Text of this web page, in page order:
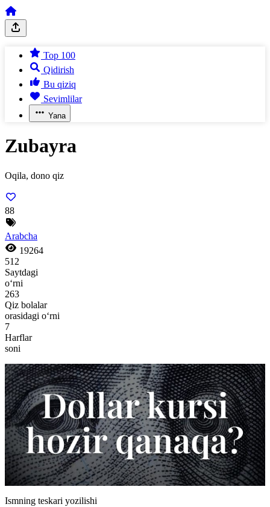
Top 100
Qidirish
Bu qiziq
Sevimlilar
Yana
Zubayra
Oqila, dono qiz
88
Arabcha
19264
512
Saytdagi
o‘rni
263
Qiz bolalar
orasidagi o‘rni
7
Harflar
soni
Ismning teskari yozilishi